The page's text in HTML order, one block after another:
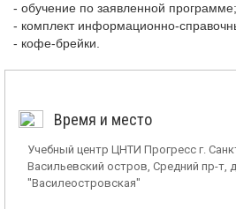
- обучение по заявленной программе;
- комплект информационно-
- кофе-брейки.
Время и место
Учебный центр ЦНТИ Прогресс г.
Васильевский остров, Средний пр-т,
"Василеостровская"